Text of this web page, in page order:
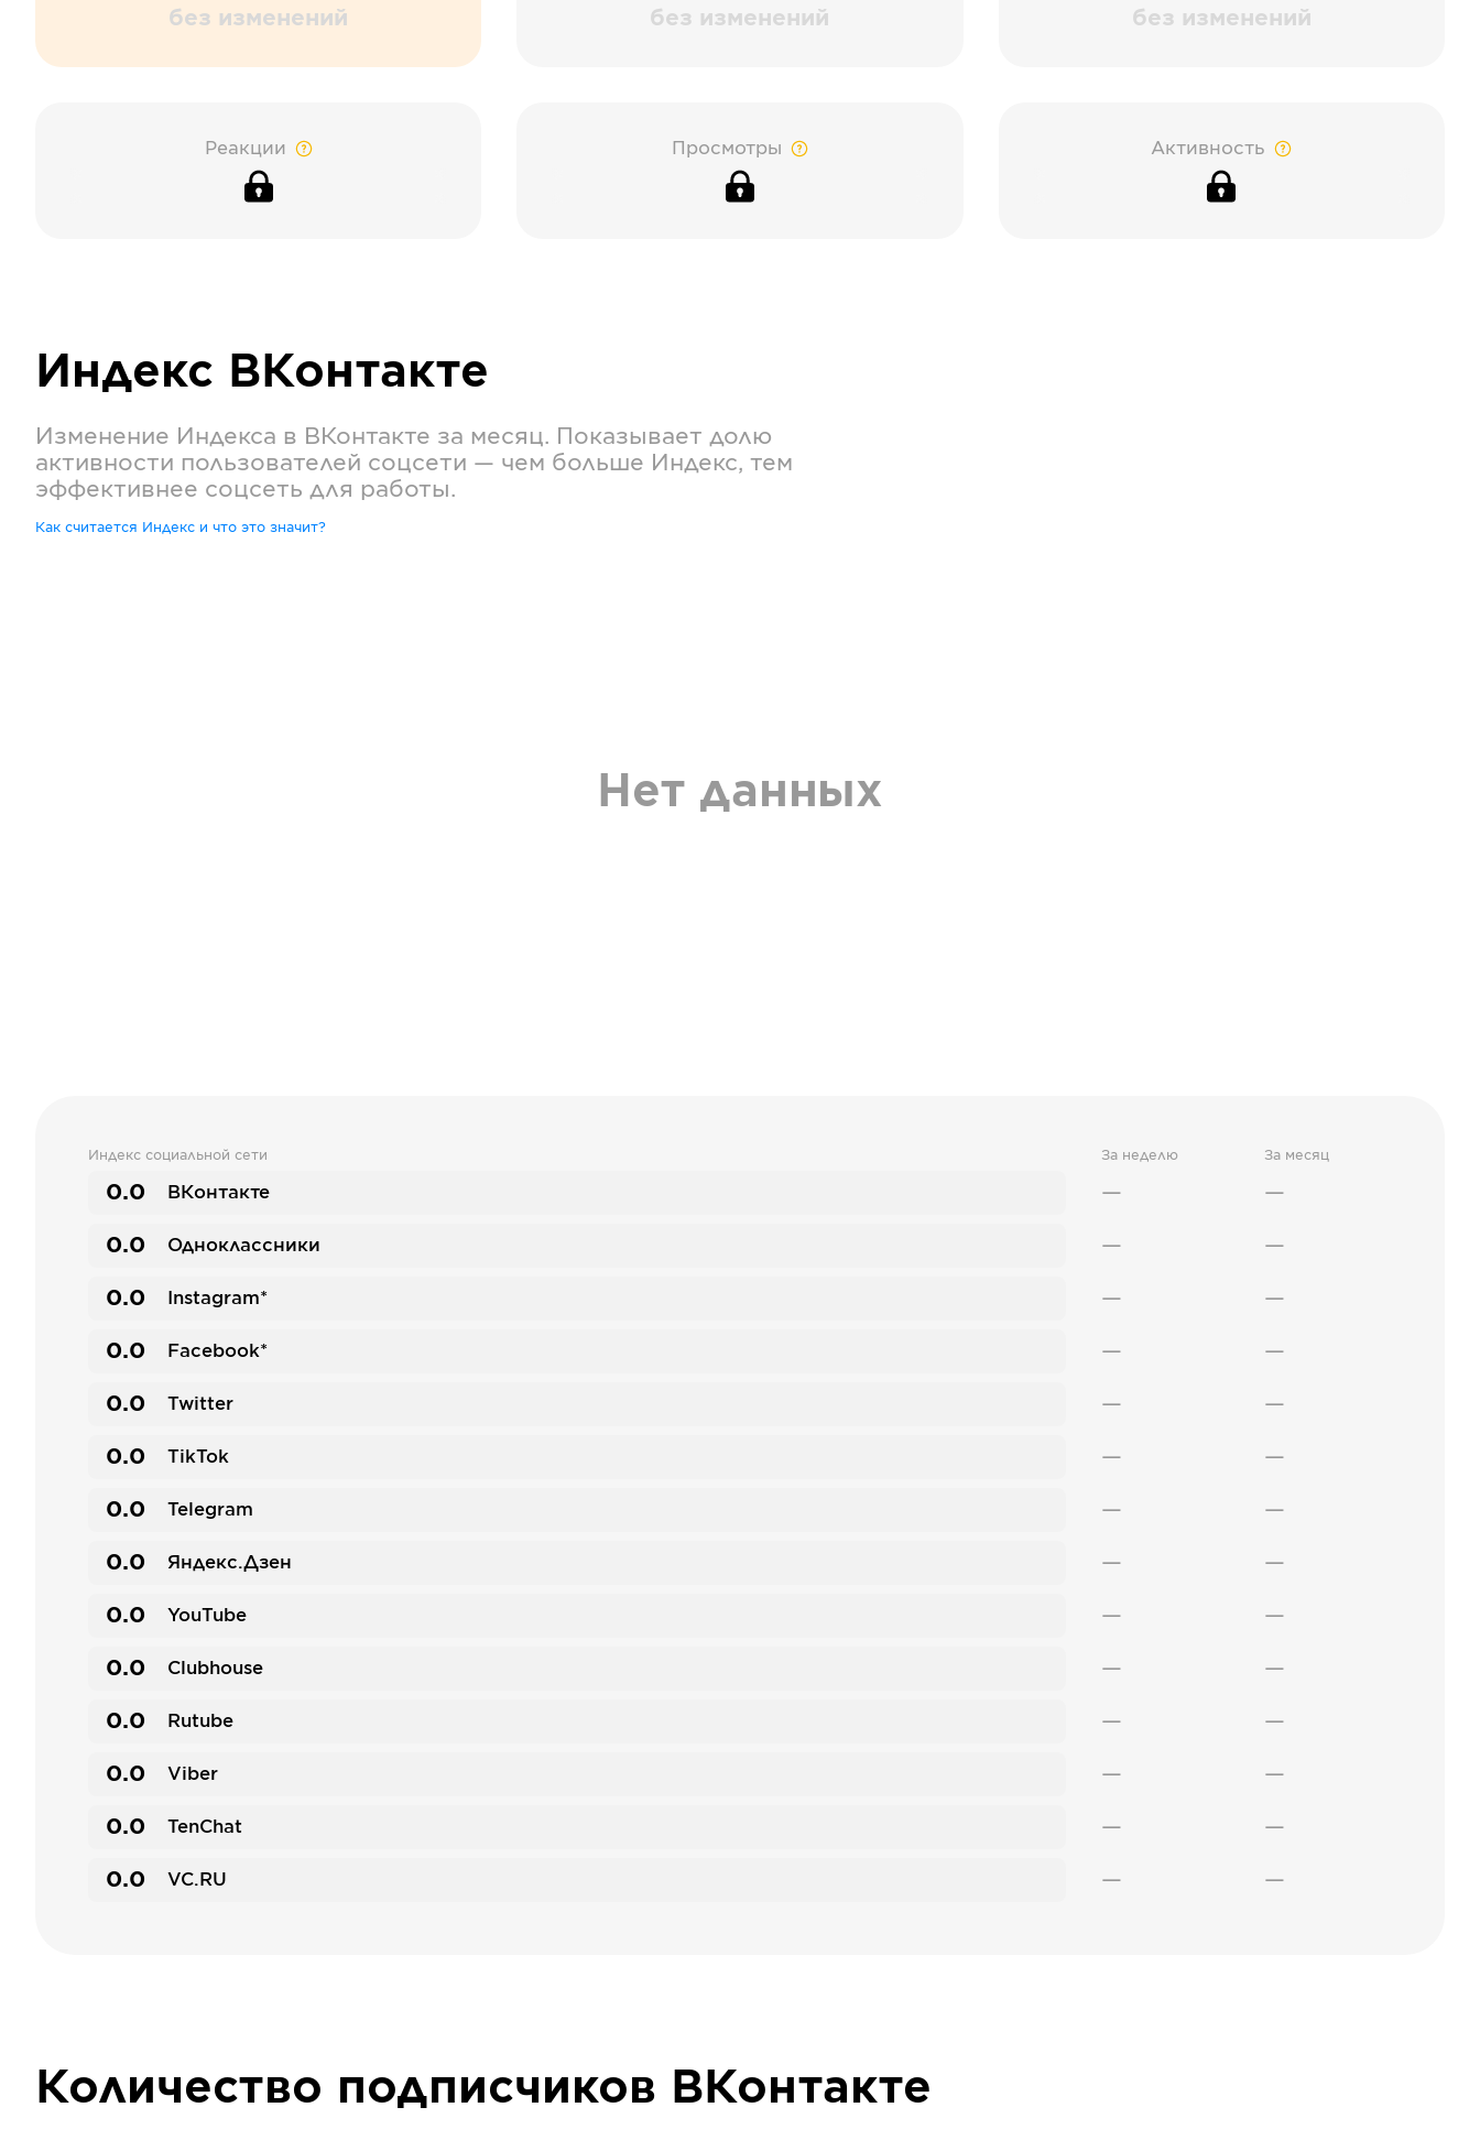
без изменений без изменений без изменений
Реакции Просмотры Активность
Индекс ВКонтакте
Изменение Индекса в ВКонтакте за месяц. Показывает долю
активности пользователей соцсети — чем больше Индекс, тем
эффективнее соцсеть для работы.
Как считается Индекс и что это значит?
Нет данных
Индекс социальной сети За неделю За месяц
0.0 ВКонтакте — —
0.0 Одноклассники — —
0.0 Instagram* — —
0.0 Facebook* — —
0.0 Twitter — —
0.0 TikTok — —
0.0 Telegram — —
0.0 Яндекс.Дзен — —
0.0 YouTube — —
0.0 Clubhouse — —
0.0 Rutube — —
0.0 Viber — —
0.0 TenChat — —
0.0 VC.RU — —
Количество подписчиков ВКонтакте